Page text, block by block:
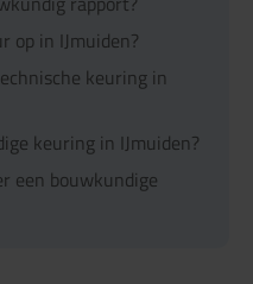
op in IJmuiden?
keuring in
keuring in IJmuiden?
een bouwkundige